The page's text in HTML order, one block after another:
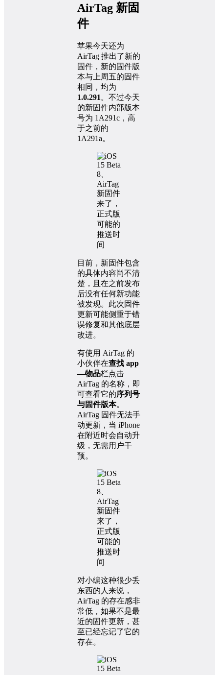
AirTag 新固
件
苹果今天还为
AirTag 推出了新的
固件，新的固件版
本与上周五的固件
相同，均为
1.0.291 。不过今天
的新固件内部版本
号为 1A291c，高
于之前的
1A291a。
目前，新固件包含
的具体内容尚不清
楚，且在之前发布
后没有任何新功能
被发现。此次固件
更新可能侧重于错
误修复和其他底层
改进。
有使用 AirTag 的
小伙伴在查找 app
—物品栏点击
AirTag 的名称，即
可查看它的序列号
与固件版本。
AirTag 固件无法手
动更新，当 iPhone
在附近时会自动升
级，无需用户干
预。
对小编这种很少丢
东西的人来说，
AirTag 的存在感非
常低，如果不是最
近的固件更新，甚
至已经忘记了它的
存在。